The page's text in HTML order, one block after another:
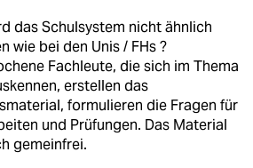
das Schulsystem nicht ähnlich
wie bei den Unis / FHs ?
Fachleute, die sich im Thema
erstellen das
formulieren die Fragen für
und Prüfungen. Das Material
gemeinfrei.